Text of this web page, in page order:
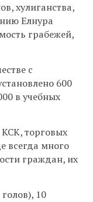
хулиганства,
Елнура
грабежей,
с
600
в учебных
торговых
всегда много
граждан, их
10